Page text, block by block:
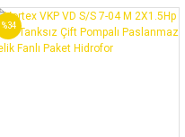
%34